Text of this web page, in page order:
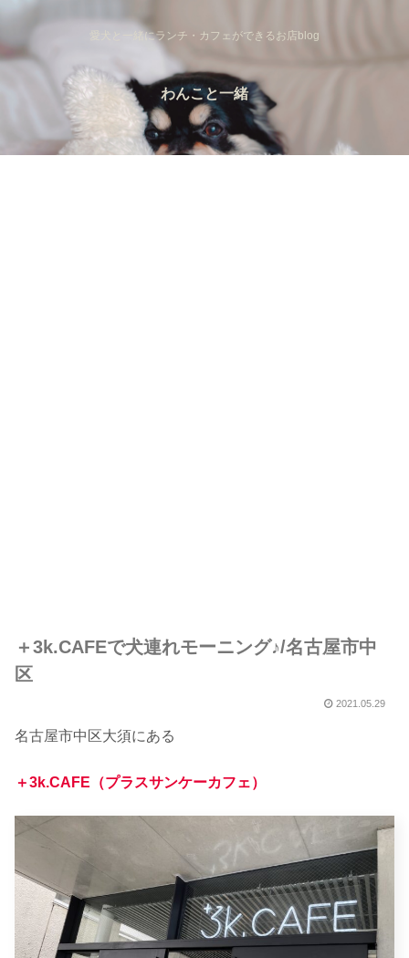
愛犬と一緒にランチ・カフェができるお店blog
わんこと一緒
＋3k.CAFEで犬連れモーニング♪/名古屋市中
区
2021.05.29
名古屋市中区大須にある
＋3k.CAFE（プラスサンケーカフェ）